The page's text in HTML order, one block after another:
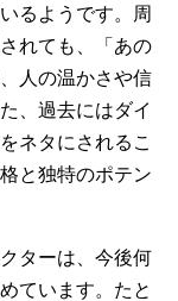
るようです。周
れても、「あの
人の温かさや信
、過去にはダイ
ネタにされるこ
と独特のポテン
ターは、今後何
ています。たと